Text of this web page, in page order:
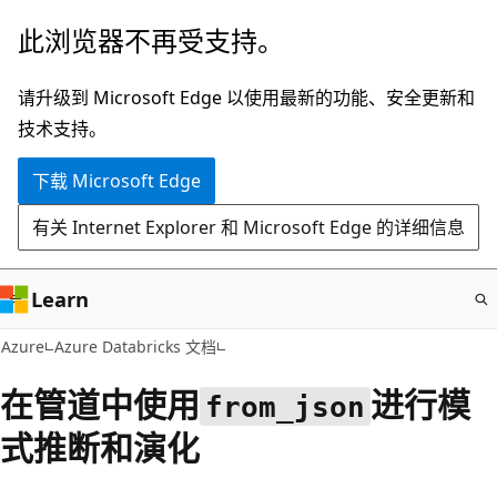
跳
主
要
内
此浏览器不再受支持。
请升级到 Microsoft Edge 以使用最新的功能、安全更新和
技术支持。
下载 Microsoft Edge
有关 Internet Explorer 和 Microsoft Edge 的详细信息
Learn
Azure Azure Databricks 文档
在管道中使用 from_json 进行模
式推断和演化